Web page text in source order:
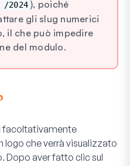
/2024 ), poiché
gli slug numerici
il che può impedire
del modulo.
facoltativamente
logo che verrà visualizzato
Dopo aver fatto clic sul